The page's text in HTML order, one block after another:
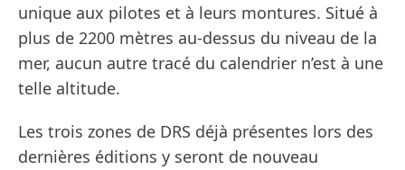
unique aux pilotes et à leurs montures. Situé à
plus de 2200 mètres au-dessus du niveau de la
mer, aucun autre tracé du calendrier n’est à une
telle altitude.
Les trois zones de DRS déjà présentes lors des
dernières éditions y seront de nouveau